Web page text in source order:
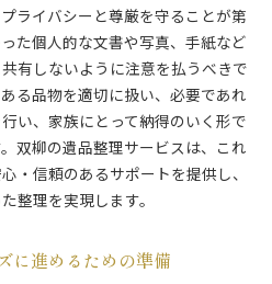
すめのサポートプラン
の回答
めの事前準備
る際の流れ
理由とその効果
な誤解とその解決法
アに与える影響
ライバシーと尊厳を守ることが第
た個人的な文書や写真、手紙など
有しないように注意を払うべきで
る品物を適切に扱い、必要であれ
い、家族にとって納得のいく形で
双柳の遺品整理サービスは、これ
・信頼のあるサポートを提供し、
整理を実現します。
に進めるための準備